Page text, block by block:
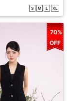
S M L XL
70%
OFF